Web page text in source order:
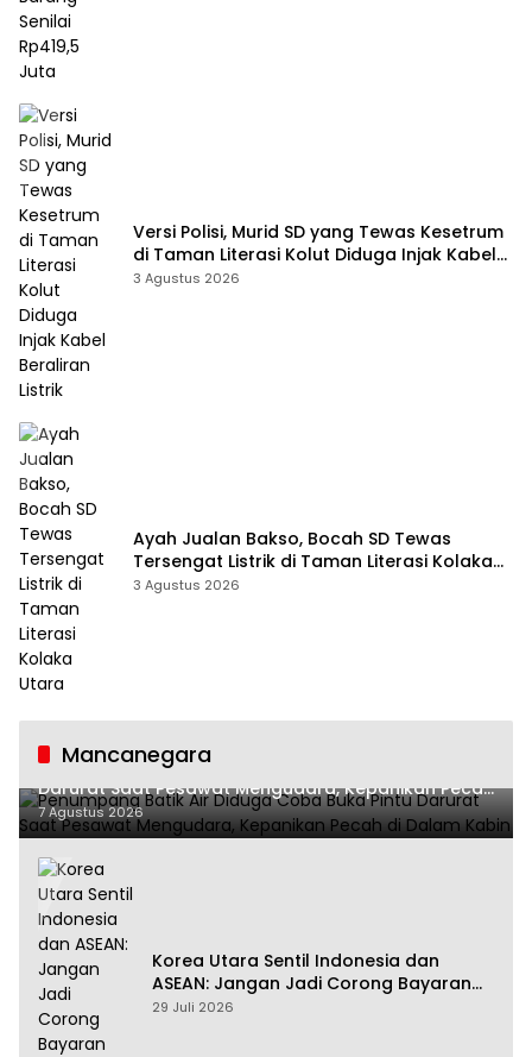
Versi Polisi, Murid SD yang Tewas Kesetrum
di Taman Literasi Kolut Diduga Injak Kabel
Beraliran Listrik
3 Agustus 2026
Ayah Jualan Bakso, Bocah SD Tewas
Tersengat Listrik di Taman Literasi Kolaka
Utara
3 Agustus 2026
Mancanegara
Penumpang Batik Air Diduga Coba Buka Pintu
Darurat Saat Pesawat Mengudara, Kepanikan Pecah
di Dalam Kabin
7 Agustus 2026
Korea Utara Sentil Indonesia dan
ASEAN: Jangan Jadi Corong Bayaran
Amerika Serikat
29 Juli 2026